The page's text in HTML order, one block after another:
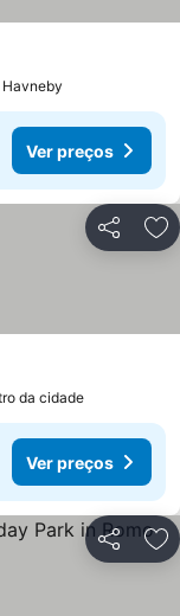
Havneby
Ver preços
Partilhar
da cidade
Ver preços
Partilhar